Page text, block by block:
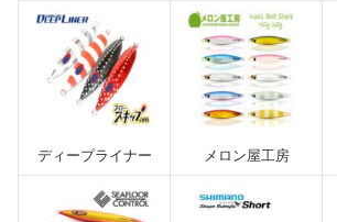
ディープライナー メロン屋工房